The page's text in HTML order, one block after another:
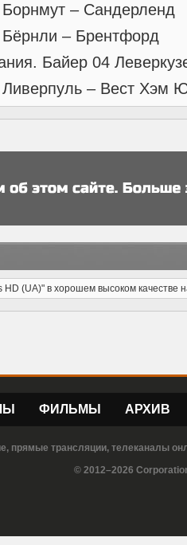
– Сандерленд
– Брентфорд
Байер 04
– Вест Хэм
(UA)" в хорошем высоком качестве
ФИЛЬМЫ АРХИВ
прямые трансляции, телеканалы
© 2012–2026